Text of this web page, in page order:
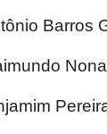
Barros